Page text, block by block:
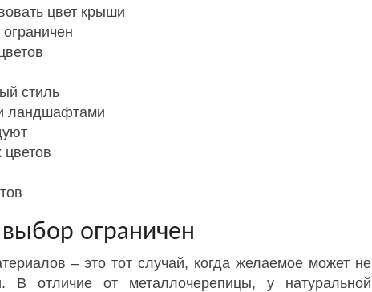
цвет крыши
стиль
ландшафтами
цветов
ограничен
– это тот случай, когда желаемое может не
В отличие от металлочерепицы, у натуральной